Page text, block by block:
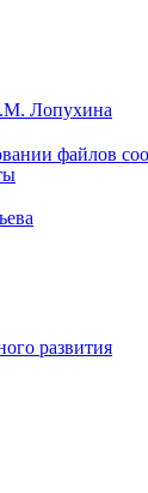
Лопухина
развития
файлов